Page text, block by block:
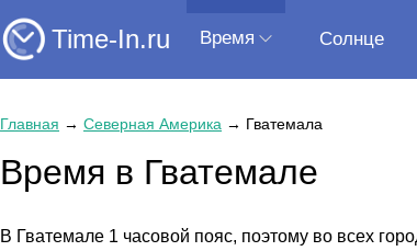
Time-In.ru Время Солнце
Главная → Северная Америка → Гватемала
Время в Гватемале
В Гватемале 1 часовой пояс, поэтому во всех